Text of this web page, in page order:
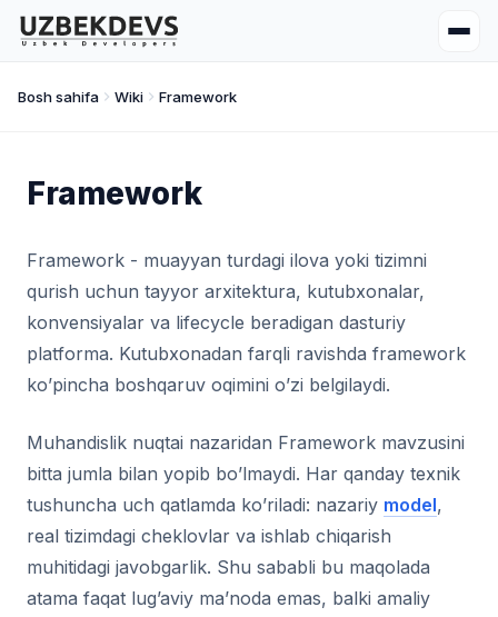
Bosh sahifa Wiki Framework
Framework
Framework - muayyan turdagi ilova yoki tizimni
qurish uchun tayyor arxitektura, kutubxonalar,
konvensiyalar va lifecycle beradigan dasturiy
platforma. Kutubxonadan farqli ravishda framework
ko’pincha boshqaruv oqimini o’zi belgilaydi.
Muhandislik nuqtai nazaridan Framework mavzusini
bitta jumla bilan yopib bo’lmaydi. Har qanday texnik
tushuncha uch qatlamda ko’riladi: nazariy model,
real tizimdagi cheklovlar va ishlab chiqarish
muhitidagi javobgarlik. Shu sababli bu maqolada
atama faqat lug’aviy ma’noda emas, balki amaliy